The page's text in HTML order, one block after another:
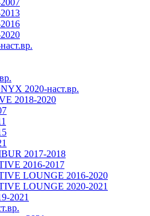
2020-наст.вр.
2018-2020
2017-2018
2016-2017
LOUNGE 2016-2020
LOUNGE 2020-2021
2021